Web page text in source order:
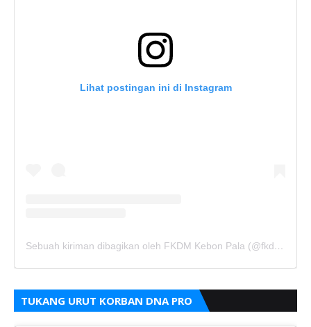
Lihat postingan ini di Instagram
Sebuah kiriman dibagikan oleh FKDM Kebon Pala (@fkdm_kebonpala)
TUKANG URUT KORBAN DNA PRO